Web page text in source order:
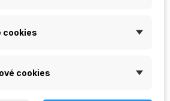
gel barevný NoMix! -
gely, které si oblíbíte.
cookies
cookies